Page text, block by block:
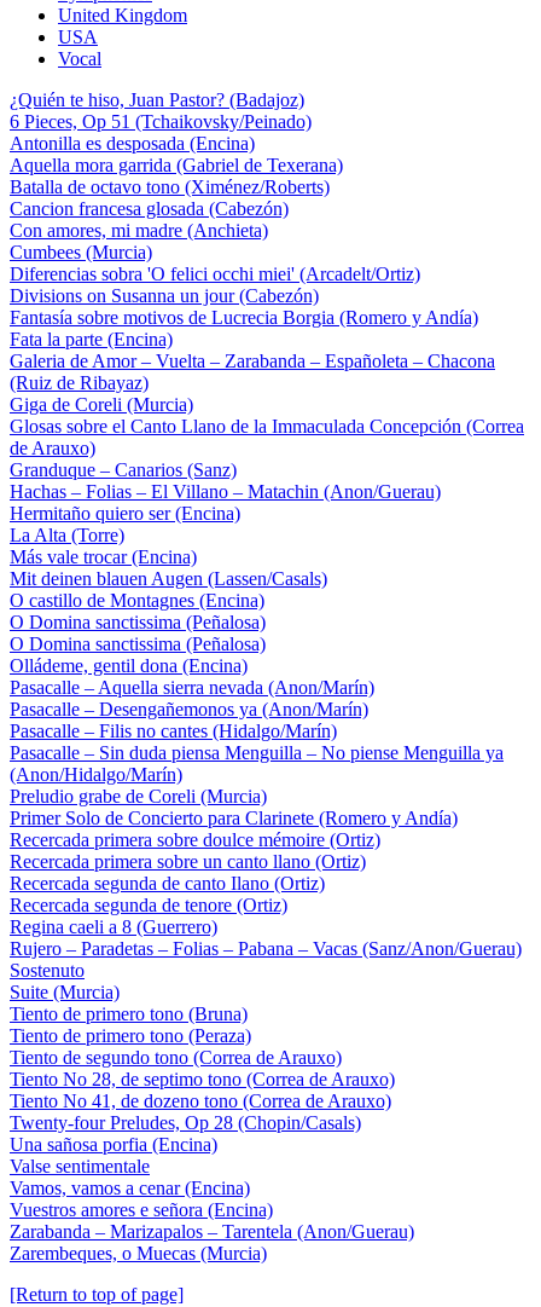
United Kingdom
USA
Vocal
¿Quién te hiso, Juan Pastor? (Badajoz)
6 Pieces, Op 51 (Tchaikovsky/Peinado)
Antonilla es desposada (Encina)
Aquella mora garrida (Gabriel de Texerana)
Batalla de octavo tono (Ximénez/Roberts)
Cancion francesa glosada (Cabezón)
Con amores, mi madre (Anchieta)
Cumbees (Murcia)
Diferencias sobra 'O felici occhi miei' (Arcadelt/Ortiz)
Divisions on Susanna un jour (Cabezón)
Fantasía sobre motivos de Lucrecia Borgia (Romero y Andía)
Fata la parte (Encina)
Galeria de Amor – Vuelta – Zarabanda – Españoleta – Chacona
(Ruiz de Ribayaz)
Giga de Coreli (Murcia)
Glosas sobre el Canto Llano de la Immaculada Concepción (Correa
de Arauxo)
Granduque – Canarios (Sanz)
Hachas – Folias – El Villano – Matachin (Anon/Guerau)
Hermitaño quiero ser (Encina)
La Alta (Torre)
Más vale trocar (Encina)
Mit deinen blauen Augen (Lassen/Casals)
O castillo de Montagnes (Encina)
O Domina sanctissima (Peñalosa)
O Domina sanctissima (Peñalosa)
Olládeme, gentil dona (Encina)
Pasacalle – Aquella sierra nevada (Anon/Marín)
Pasacalle – Desengañemonos ya (Anon/Marín)
Pasacalle – Filis no cantes (Hidalgo/Marín)
Pasacalle – Sin duda piensa Menguilla – No piense Menguilla ya
(Anon/Hidalgo/Marín)
Preludio grabe de Coreli (Murcia)
Primer Solo de Concierto para Clarinete (Romero y Andía)
Recercada primera sobre doulce mémoire (Ortiz)
Recercada primera sobre un canto llano (Ortiz)
Recercada segunda de canto Ilano (Ortiz)
Recercada segunda de tenore (Ortiz)
Regina caeli a 8 (Guerrero)
Rujero – Paradetas – Folias – Pabana – Vacas (Sanz/Anon/Guerau)
Sostenuto
Suite (Murcia)
Tiento de primero tono (Bruna)
Tiento de primero tono (Peraza)
Tiento de segundo tono (Correa de Arauxo)
Tiento No 28, de septimo tono (Correa de Arauxo)
Tiento No 41, de dozeno tono (Correa de Arauxo)
Twenty-four Preludes, Op 28 (Chopin/Casals)
Una sañosa porfia (Encina)
Valse sentimentale
Vamos, vamos a cenar (Encina)
Vuestros amores e señora (Encina)
Zarabanda – Marizapalos – Tarentela (Anon/Guerau)
Zarembeques, o Muecas (Murcia)
[Return to top of page]